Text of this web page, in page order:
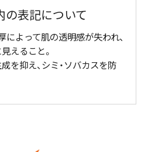
の表記について
によって肌の透明感が失われ、
えること。
を抑え、シミ・ソバカスを防